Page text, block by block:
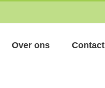
Over ons Contact